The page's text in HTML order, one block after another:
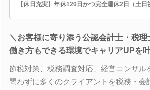
【休日充実】年休120日かつ完全週休2日（土日
＼お客様に寄り添う公認会計士・税
働き方もできる環境でキャリアUPを
節税対策、税務調査対応、経営コンサル
問わずに多くのクライアントを税務・会